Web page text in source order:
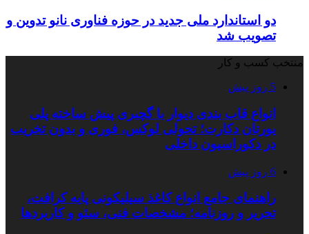
دو استاندارد ملی جدید در حوزه فناوری نانو تدوین و
تصویب شد
منتخب کسب و کار
5 روز پیش
انواع قاب بندی دیوار با گچبری پیش ساخته پلی
یورتان دکارت؛ تحولی لوکس، فوری و بدون تخریب
در دکوراسیون داخلی
6 روز پیش
راهنمای جامع انواع کاغذ سیلیکونی پایه کرافت،
تحریر و روزنامه؛ مشخصات فنی، سئو و کاربردها